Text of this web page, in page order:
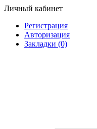
Личный кабинет
Регистрация
Авторизация
Закладки (0)